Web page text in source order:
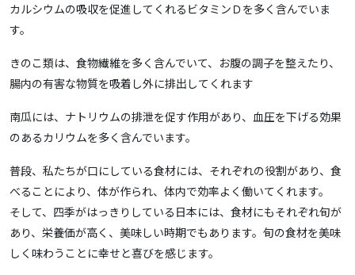
カルシウムの吸収を促進してくれるビタミンＤを多く含んでいま
す。
きのこ類は、食物繊維を多く含んでいて、お腹の調子を整えたり、
腸内の有害な物質を吸着し外に排出してくれます
南瓜には、ナトリウムの排泄を促す作用があり、血圧を下げる効果
のあるカリウムを多く含んでいます。
普段、私たちが口にしている食材には、それぞれの役割があり、食
べることにより、体が作られ、体内で効率よく働いてくれます。
そして、四季がはっきりしている日本には、食材にもそれぞれ旬が
あり、栄養価が高く、美味しい時期でもあります。旬の食材を美味
しく味わうことに幸せと喜びを感じます。